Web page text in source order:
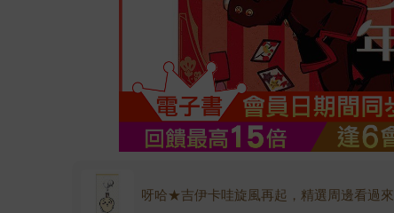
呀哈★吉伊卡哇旋風再起，精選周邊看過來